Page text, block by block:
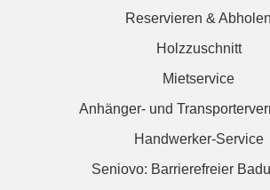
Reservieren & Abholen
Holzzuschnitt
Mietservice
Anhänger- und
Handwerker-Service
Seniovo: Barrierefreier